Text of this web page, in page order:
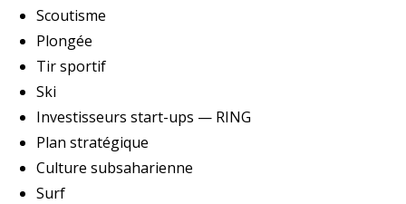
Scoutisme
Plongée
Tir sportif
Ski
Investisseurs start-ups — RING
Plan stratégique
Culture subsaharienne
Surf